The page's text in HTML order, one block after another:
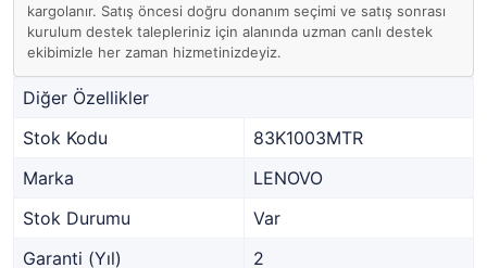
kargolanır. Satış öncesi doğru donanım seçimi ve satış sonrası
kurulum destek talepleriniz için alanında uzman canlı destek
ekibimizle her zaman hizmetinizdeyiz.
Diğer Özellikler
Stok Kodu
83K1003MTR
Marka
LENOVO
Stok Durumu
Var
Garanti (Yıl)
2